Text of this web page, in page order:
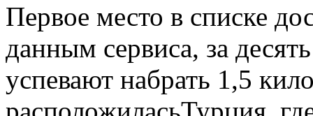
Первое место в списке
данным сервиса, за
успевают набрать 1,5